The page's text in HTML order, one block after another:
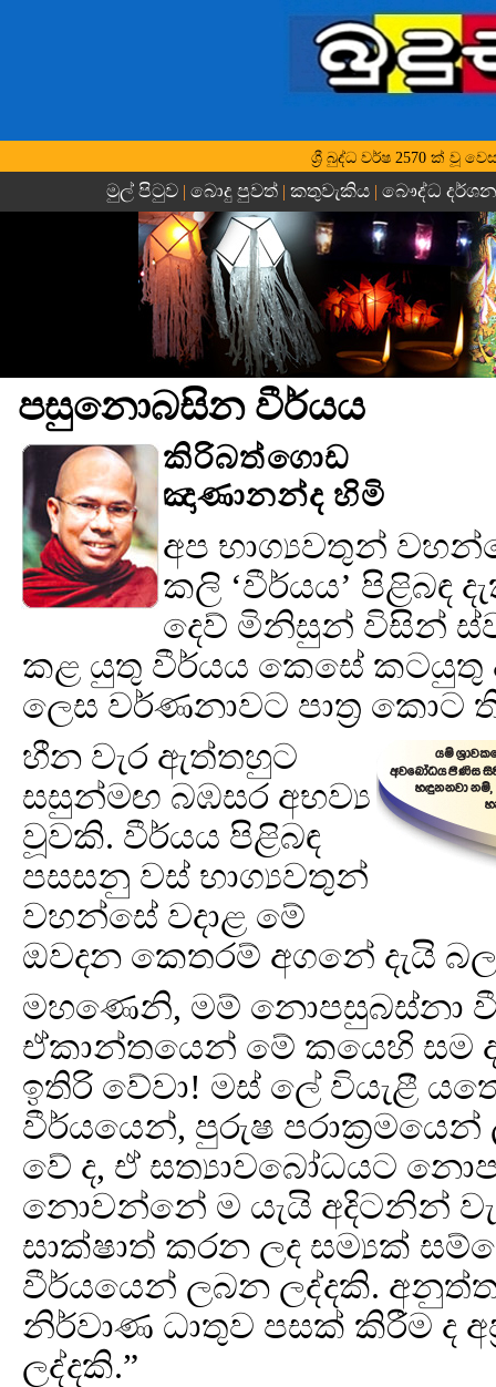
ශ්‍රී බුද්ධ වර්ෂ 2570 ක් වූ
මුල් පිටුව | බොදු පුවත්| කතුවැකිය| බෞද්ධ
පසුනොබසින වීර්යය
කිරිබත්ගොඩ
ඤාණානන්ද හිමි
අප භාග්‍යවතුන්
කලි ‘වීර්යය’ පිළිබඳ
දෙව් මිනිසුන් විසින්
කළ යුතු වීර්යය කෙසේ කටයුතු
ලෙස වර්ණනාවට පාත්‍ර කොට
හීන වැර ඇත්තහුට
සසුන්මඟ බඹසර අභව්‍ය
වූවකි. වීර්යය පිළිබඳ
පසසනු වස් භාග්‍යවතුන්
වහන්සේ වදාළ මේ
ඔවදන කෙතරම් අගනේ දැයි
මහණෙනි, මම් නොපසුබස්නා
ඒකාන්තයෙන් මේ කයෙහි සම
ඉතිරි වේවා! මස් ලේ වියැළී
වීර්යයෙන්, පුරුෂ
වේ ද, ඒ සත්‍යාවබෝධයට
නොවන්නේ ම යැයි අදිටනින්
සාක්ෂාත් කරන ලද සම්‍යක්
වීර්යයෙන් ලබන ලද්දකි.
නිර්වාණ ධාතුව පසක් කිරීම ද
ලද්දකි.”